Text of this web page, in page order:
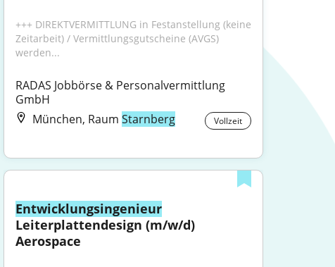
+++ DIREKTVERMITTLUNG in Festanstellung (keine
Zeitarbeit) / Vermittlungsgutscheine (AVGS)
werden...
RADAS Jobbörse & Personalvermittlung
GmbH
München, Raum Starnberg Vollzeit
Entwicklungsingenieur
Leiterplattendesign (m/w/d)
Aerospace